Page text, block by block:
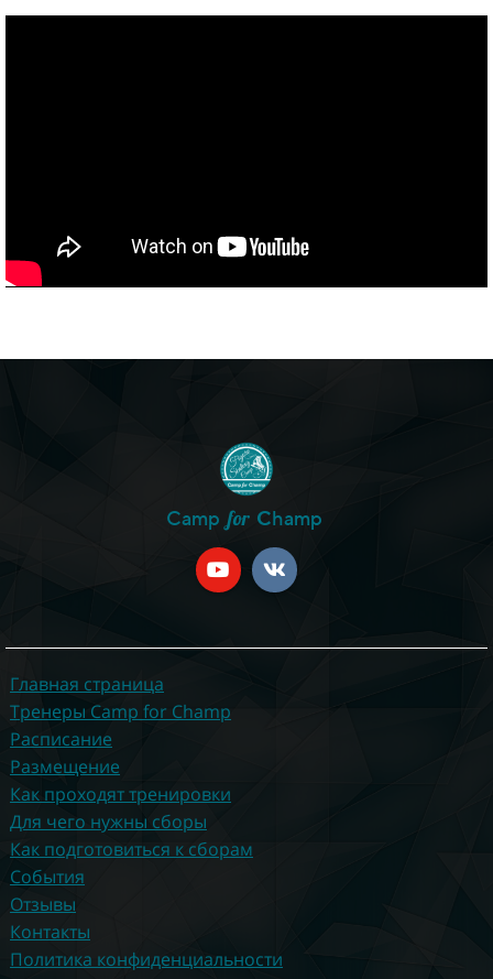
Camp for Champ
Главная страница
Тренеры Camp for Champ
Расписание
Размещение
Как проходят тренировки
Для чего нужны сборы
Как подготовиться к сборам
События
Отзывы
Контакты
Политика конфиденциальности